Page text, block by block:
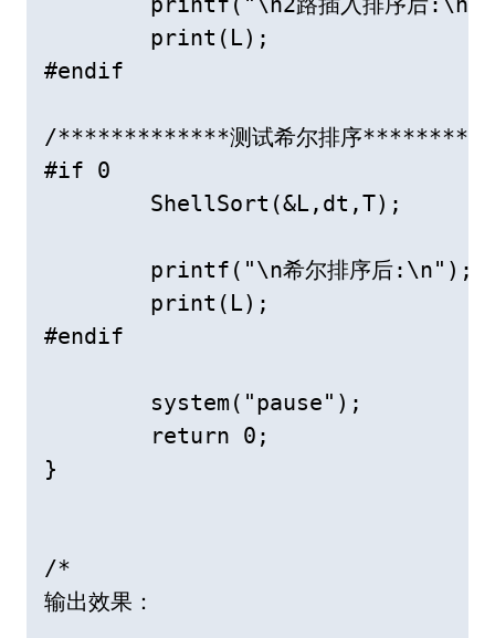
#endif
/*************测试希尔排序
#if 0
#endif
}
/*
输出效果：